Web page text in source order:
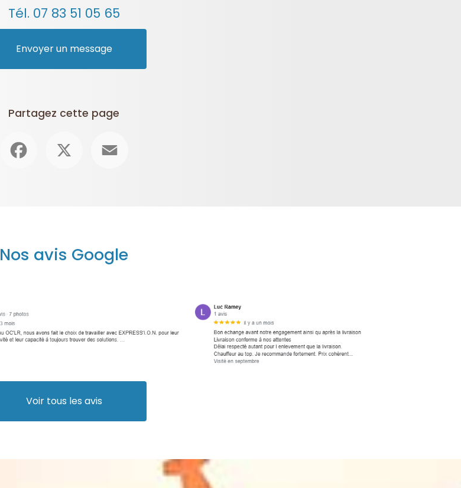
Tél. 07 83 51 05 65
Envoyer un message
Partagez cette page
Nos avis Google
Voir tous les avis